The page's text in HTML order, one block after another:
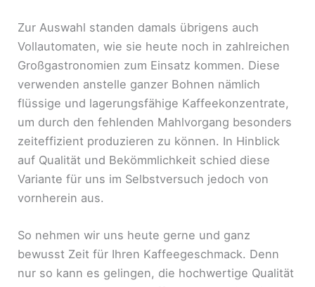
Zur Auswahl standen damals übrigens auch
Vollautomaten, wie sie heute noch in zahlreichen
Großgastronomien zum Einsatz kommen. Diese
verwenden anstelle ganzer Bohnen nämlich
flüssige und lagerungsfähige Kaffeekonzentrate,
um durch den fehlenden Mahlvorgang besonders
zeiteffizient produzieren zu können. In Hinblick
auf Qualität und Bekömmlichkeit schied diese
Variante für uns im Selbstversuch jedoch von
vornherein aus.
So nehmen wir uns heute gerne und ganz
bewusst Zeit für Ihren Kaffeegeschmack. Denn
nur so kann es gelingen, die hochwertige Qualität